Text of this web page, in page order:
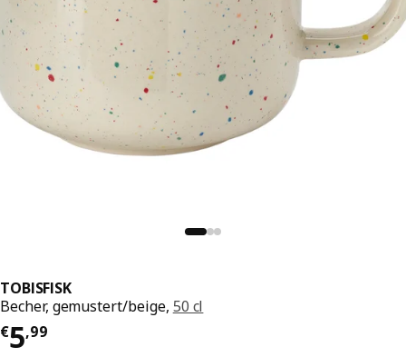
TOBISFISK
Becher, gemustert/beige, 50 cl
€5,99
Preis € 5,99